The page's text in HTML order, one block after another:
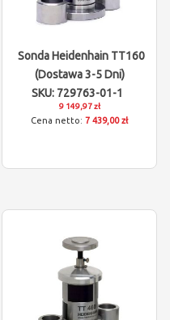
Sonda Heidenhain TT160
(dostawa 3-5 Dni)
SKU: 729763-01-1
9 149,97 zł
7 439,00 zł